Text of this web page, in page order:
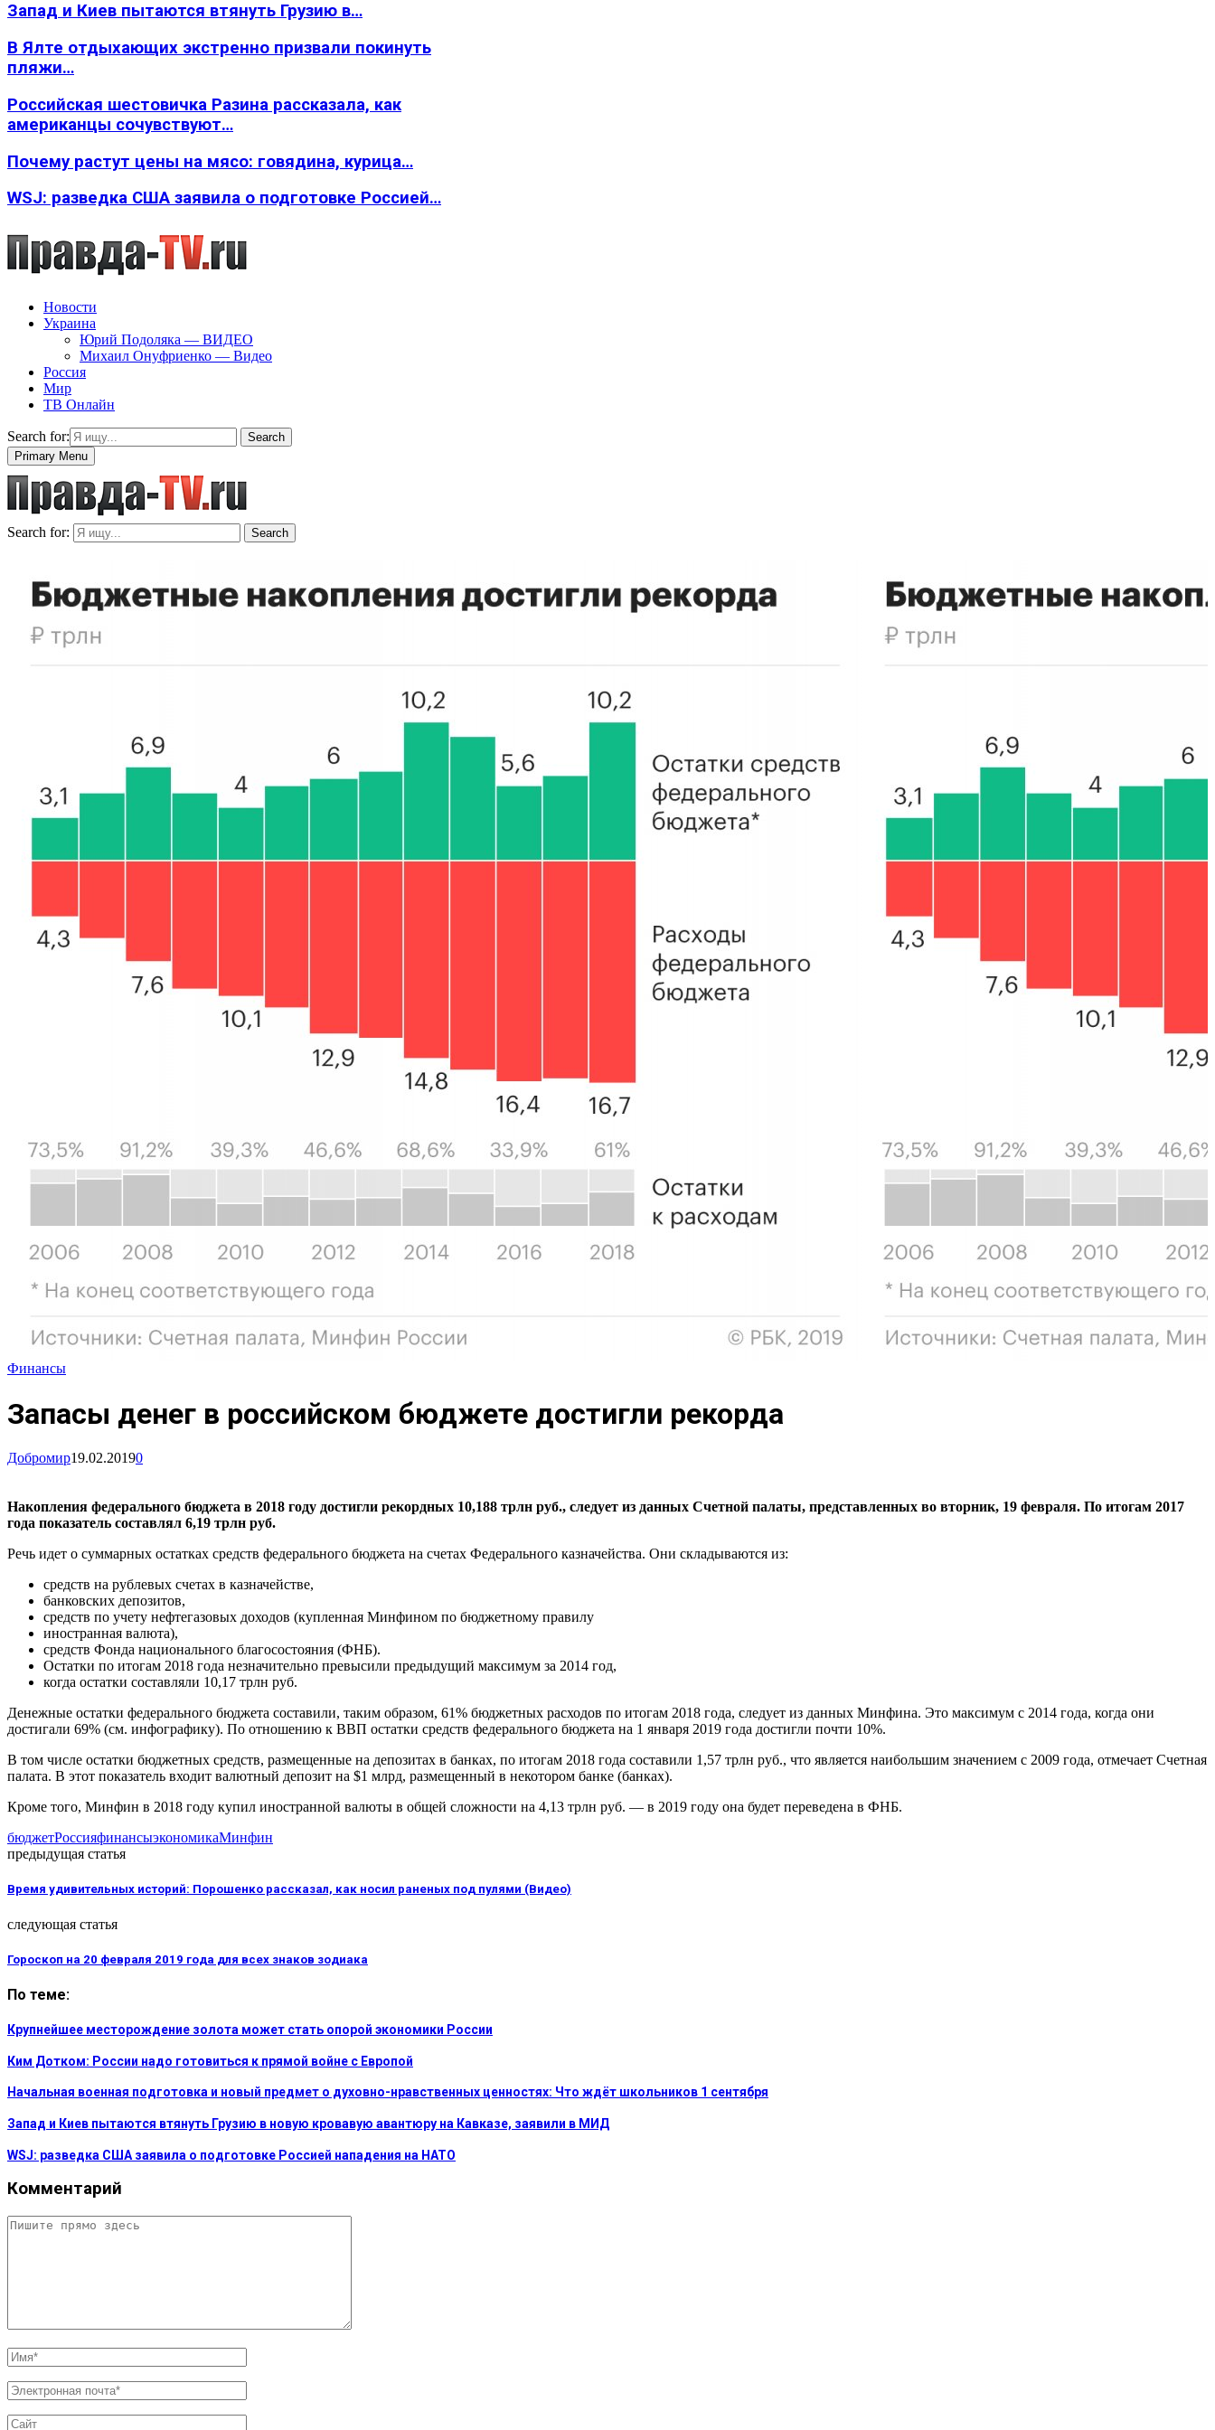
Запад и Киев пытаются втянуть Грузию в…
В Ялте отдыхающих экстренно призвали покинуть
пляжи…
Российская шестовичка Разина рассказала, как
американцы сочувствуют…
Почему растут цены на мясо: говядина, курица…
WSJ: разведка США заявила о подготовке Россией…
Новости
Украина
Юрий Подоляка — ВИДЕО
Михаил Онуфриенко — Видео
Россия
Мир
ТВ Онлайн
Search for:
Search
Primary Menu
Search for: Search
Финансы
Запасы денег в российском бюджете достигли рекорда
Добромир19.02.20190
Накопления федерального бюджета в 2018 году достигли рекордных 10,188 трлн руб., следует из данных Счетной палаты, представленных во вторник, 19 февраля. По итогам 2017
года показатель составлял 6,19 трлн руб.
Речь идет о суммарных остатках средств федерального бюджета на счетах Федерального казначейства. Они складываются из:
средств на рублевых счетах в казначействе,
банковских депозитов,
средств по учету нефтегазовых доходов (купленная Минфином по бюджетному правилу
иностранная валюта),
средств Фонда национального благосостояния (ФНБ).
Остатки по итогам 2018 года незначительно превысили предыдущий максимум за 2014 год,
когда остатки составляли 10,17 трлн руб.
Денежные остатки федерального бюджета составили, таким образом, 61% бюджетных расходов по итогам 2018 года, следует из данных Минфина. Это максимум с 2014 года, когда они
достигали 69% (см. инфографику). По отношению к ВВП остатки средств федерального бюдж​ета на 1 января 2019 года достигли почти 10%.
В том числе остатки бюджетных средств, размещенные на депозитах в банках, по итогам 2018 года составили 1,57 трлн руб., что является наибольшим значением с 2009 года, отмечает Счетная
палата. В этот показатель входит валютный депозит на $1 млрд, размещенный в некотором банке (банках).
Кроме того, Минфин в 2018 году купил иностранной валюты в общей сложности на 4,13 трлн руб. — в 2019 году она будет переведена в ФНБ.
бюджетРоссияфинансыэкономикаМинфин
предыдущая статья
Время удивительных историй: Порошенко рассказал, как носил раненых под пулями (Видео)
следующая статья
Гороскоп на 20 февраля 2019 года для всех знаков зодиака
По теме:
Крупнейшее месторождение золота может стать опорой экономики России
Ким Дотком: России надо готовиться к прямой войне с Европой
Начальная военная подготовка и новый предмет о духовно-нравственных ценностях: Что ждёт школьников 1 сентября
Запад и Киев пытаются втянуть Грузию в новую кровавую авантюру на Кавказе, заявили в МИД
WSJ: разведка США заявила о подготовке Россией нападения на НАТО
Комментарий